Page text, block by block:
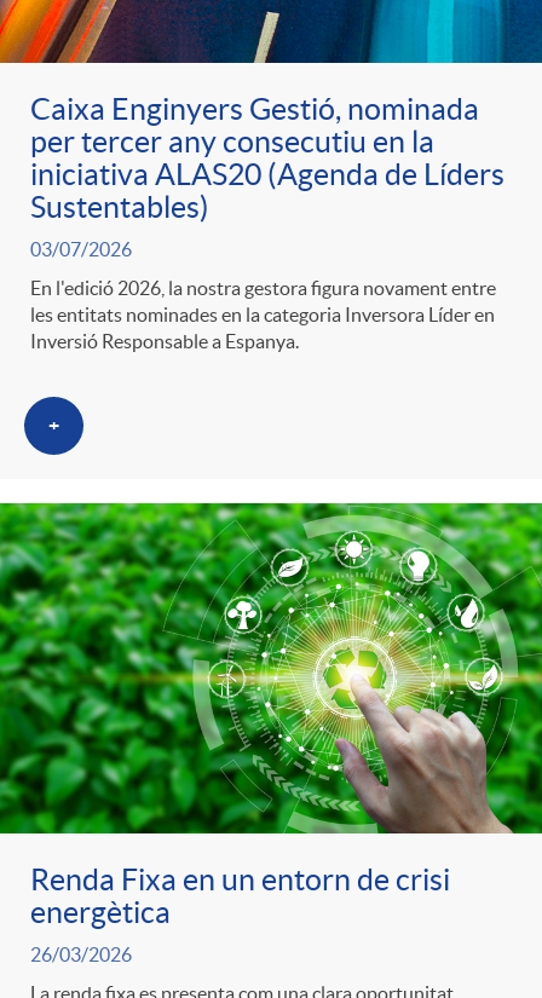
t
s
Caixa Enginyers Gestió, nominada
per tercer any consecutiu en la
iniciativa ALAS20 (Agenda de Líders
Sustentables)
03/07/2026
En l'edició 2026, la nostra gestora figura novament entre
les entitats nominades en la categoria Inversora Líder en
Inversió Responsable a Espanya.
+
Renda Fixa en un entorn de crisi
energètica
26/03/2026
La renda fixa es presenta com una clara oportunitat